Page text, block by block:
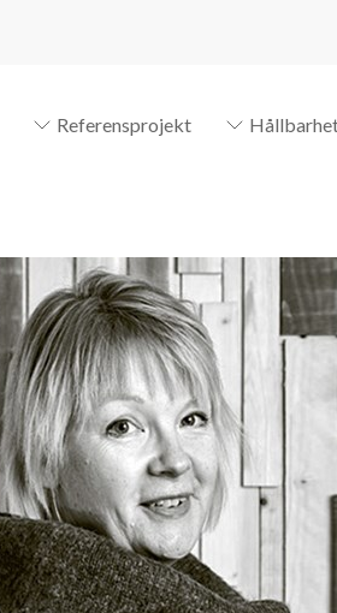
Referensprojekt